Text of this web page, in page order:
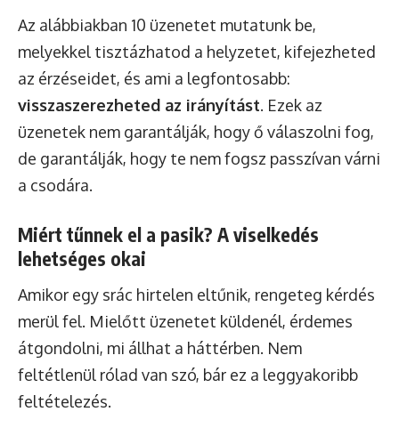
Az alábbiakban 10 üzenetet mutatunk be,
melyekkel tisztázhatod a helyzetet, kifejezheted
az érzéseidet, és ami a legfontosabb:
visszaszerezheted az irányítást. Ezek az
üzenetek nem garantálják, hogy ő válaszolni fog,
de garantálják, hogy te nem fogsz passzívan várni
a csodára.
Miért tűnnek el a pasik? A viselkedés
lehetséges okai
Amikor egy srác hirtelen eltűnik, rengeteg kérdés
merül fel. Mielőtt üzenetet küldenél, érdemes
átgondolni, mi állhat a háttérben. Nem
feltétlenül rólad van szó, bár ez a leggyakoribb
feltételezés.